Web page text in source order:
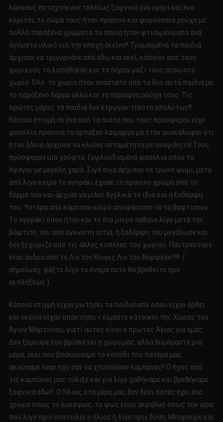
λάκκους πεταχτήκανε τελείως ξαφνικά ένα αγόρι και ένα
κορίτσι, το σώμα τους ήταν πράσινο και φορούσανε ρούχα με
πολλά παράξενα χρώματα τα οποία ήταν φτιαγμένα από ένα
άγνωστο υλικό για την εποχή εκείνη!! Τρομαγμένα τα παιδιά
άρχισαν να τριγυρνάνε από εδώ και εκεί, κάποιοι από τους
χωρικούς τα λυπήθηκαν και τα πήραν μαζί τους πίσω στο
χωρίο. Όλο το χωρίο ήταν ανάστατο από τα δύο αυτά παιδιά με
το παράξενο δέρμα αλλά και τα περίεργα ρούχα τους. Τις
πρώτες μέρες τα παιδιά δεν έτρωγαν τίποτα απολύτως!!
Κάποια στιγμή σε ένα από τα πιάτα που τους πρόσφεραν είχε
φασόλια πράσινα τα άρπαξαν λαίμαργα μα όταν ανακάλυψαν ότι
ήταν άδεια άρχισαν να κλαίνε ασταμάτητα με αναφιλητά! Τους
πρόσφεραν μια χούφτα ξεφλουδισμένα φασόλια όπου τα
έφαγαν με μεγάλη χαρά. Σιγά σιγά άρχισαν να τρώνε ψωμί, μετά
από λίγο καιρό το αγοράκι έχασε το πράσινο χρώμα από το
δέρμα του και άρχισε να μιλεί Αγγλικά το ίδιο και η ξαδέρφη
του. Υστέρα από κάμποσο καιρό αποφάσισαν να τα βαφτίσουν.
Το αγοράκι όπου ήταν και το πιο μικρό πέθανε λίγο μετά την
βάφτιση του από άγνωστη αιτία, η ξαδέρφη του μεγάλωσε και
δεν ξεχώριζε από τις άλλες κοπέλες του χωριού. Παντρεύτηκε
έναν άνδρα από το Λιν τον Κίνγκς Λιν του Νόρφολκ!!!!! (
σημείωση: ψάξτε λίγο το όνομα αυτό θα βρεθείτε προ
εκπλήξεως ).
Κάποια στιγμή είχαν ρωτήσει τα παιδιά από όπου είχαν έρθει
και εκείνα είχαν απαντήσει « είμαστε κάτοικοι της Χώρας του
Άγιου Μαρτινιού, γιατί αυτός είναι ο πρώτος Άγιος για εμάς.
Δεν ξέρουμε που βρίσκεται η χώρα μας, αλλά θυμόμαστε μια
μέρα, εκεί που βοσκούσαμε το κοπάδι του πατέρα μας
ακούσαμε έναν ήχο σαν να χτυπούσαν καμπάνες!! Ο ήχος από
τις καμπάνες μας τύλιξε και για λίγο χαθήκαμε και βρεθήκαμε
ξαφνικά εδώ!! Ο Ήλιος στα μέρη μας δεν δύει ποτές έχει ένα
χρώμα όπως το λυκόφως, το φως είναι ακριβώς όπως την ώρα
που λίγο πριν ανατείλει ο ήλιος ή λίγο πριν δύση. Μπορούμε και